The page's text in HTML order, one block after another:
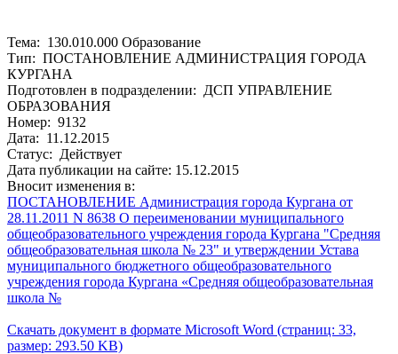
Тема: 130.010.000 Образование
Тип: ПОСТАНОВЛЕНИЕ АДМИНИСТРАЦИЯ ГОРОДА
КУРГАНА
Подготовлен в подразделении: ДСП УПРАВЛЕНИЕ
ОБРАЗОВАНИЯ
Номер: 9132
Дата: 11.12.2015
Статус: Действует
Дата публикации на сайте: 15.12.2015
Вносит изменения в:
ПОСТАНОВЛЕНИЕ Администрация города Кургана от
28.11.2011 N 8638 О переименовании муниципального
общеобразовательного учреждения города Кургана "Средняя
общеобразовательная школа № 23" и утверждении Устава
муниципального бюджетного общеобразовательного
учреждения города Кургана «Средняя общеобразовательная
школа №
Скачать документ в формате Microsoft Word (страниц: 33,
размер: 293.50 KB)